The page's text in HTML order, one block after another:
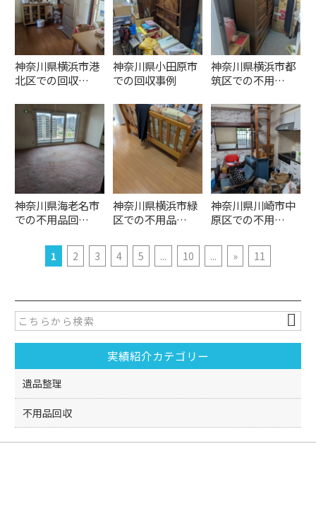
神奈川県横浜市港
北区での回収…
神奈川県小田原市
での回収事例
神奈川県横浜市都
筑区での不用…
神奈川県海老名市
での不用品回…
神奈川県横浜市緑
区での不用品…
神奈川県川崎市中
原区での不用…
1 2 3 4 5 ... 10 ... » 11
実績紹介カテゴリー
遺品整理
不用品回収